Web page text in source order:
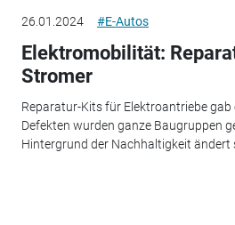
26.01.2024 #E-Autos
Elektromobilität:
Stromer
Reparatur-Kits für Elektroantriebe gab
Defekten wurden ganze Baugruppen
Hintergrund der Nachhaltigkeit ändert